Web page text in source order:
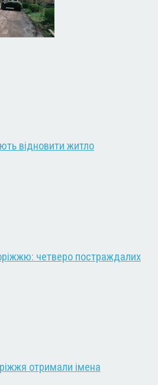
відновити житло
четверо постраждалих
отримали імена